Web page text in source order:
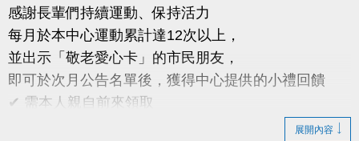
感謝長輩們持續運動、保持活力
每月於本中心運動累計達12次以上，
並出示「敬老愛心卡」的市民朋友，
即可於次月公告名單後，獲得中心提供的小禮回饋
✔ 需本人親自前來領取
展開內容